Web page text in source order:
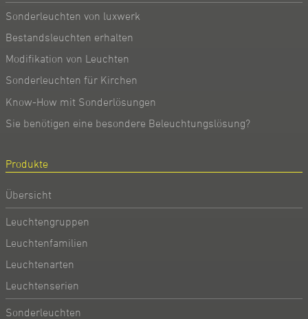
Sonderleuchten von luxwerk
Bestandsleuchten erhalten
Modifikation von Leuchten
Sonderleuchten für Kirchen
Know-How mit Sonderlösungen
Sie benötigen eine besondere Beleuchtungslösung?
Produkte
Übersicht
Leuchtengruppen
Leuchtenfamilien
Leuchtenarten
Leuchtenserien
Sonderleuchten